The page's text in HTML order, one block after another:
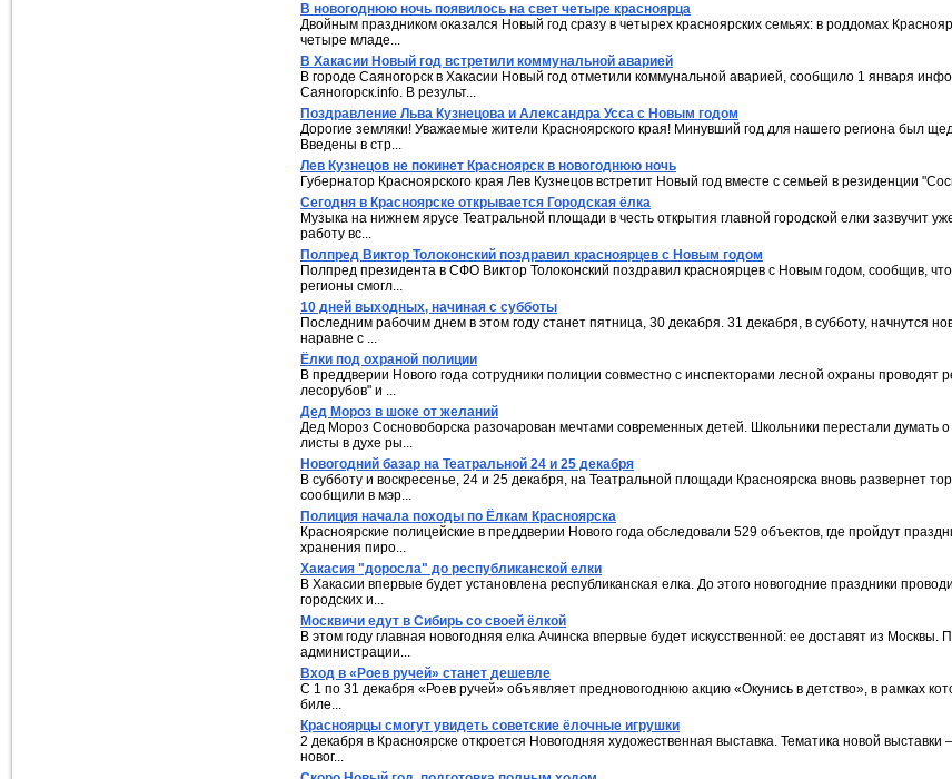
В новогоднюю ночь появилось на свет четыре красноярца
Двойным праздником оказался Новый год сразу в четырех красноярских семьях: в роддомах
четыре младе...
В Хакасии Новый год встретили коммунальной аварией
В городе Саяногорск в Хакасии Новый год отметили коммунальной аварией, сообщило 1 января
Саяногорск.info. В результ...
Поздравление Льва Кузнецова и Александра Усса с Новым годом
Дорогие земляки! Уважаемые жители Красноярского края! Минувший год для нашего региона был
Введены в стр...
Лев Кузнецов не покинет Красноярск в новогоднюю ночь
Губернатор Красноярского края Лев Кузнецов встретит Новый год вместе с семьей в резиденции
Сегодня в Красноярске открывается Городская ёлка
Музыка на нижнем ярусе Театральной площади в честь открытия главной городской елки зазвучит
работу вс...
Полпред Виктор Толоконский поздравил красноярцев с Новым годом
Полпред президента в СФО Виктор Толоконский поздравил красноярцев с Новым годом, сообщив,
регионы смогл...
10 дней выходных, начиная с субботы
Последним рабочим днем в этом году станет пятница, 30 декабря. 31 декабря, в субботу, начнутся
наравне с ...
Ёлки под охраной полиции
В преддверии Нового года сотрудники полиции совместно с инспекторами лесной охраны
лесорубов" и ...
Дед Мороз в шоке от желаний
Дед Мороз Сосновоборска разочарован мечтами современных детей. Школьники перестали думать
листы в духе ры...
Новогодний базар на Театральной 24 и 25 декабря
В субботу и воскресенье, 24 и 25 декабря, на Театральной площади Красноярска вновь развернет
сообщили в мэр...
Полиция начала походы по Ёлкам Красноярска
Красноярские полицейские в преддверии Нового года обследовали 529 объектов, где пройдут
хранения пиро...
Хакасия "доросла" до республиканской елки
В Хакасии впервые будет установлена республиканская елка. До этого новогодние праздники
городских и...
Москвичи едут в Сибирь со своей ёлкой
В этом году главная новогодняя елка Ачинска впервые будет искусственной: ее доставят из
администрации...
Вход в «Роев ручей» станет дешевле
С 1 по 31 декабря «Роев ручей» объявляет предновогоднюю акцию «Окунись в детство», в рамках
биле...
Красноярцы смогут увидеть советские ёлочные игрушки
2 декабря в Красноярске откроется Новогодняя художественная выставка. Тематика новой
новог...